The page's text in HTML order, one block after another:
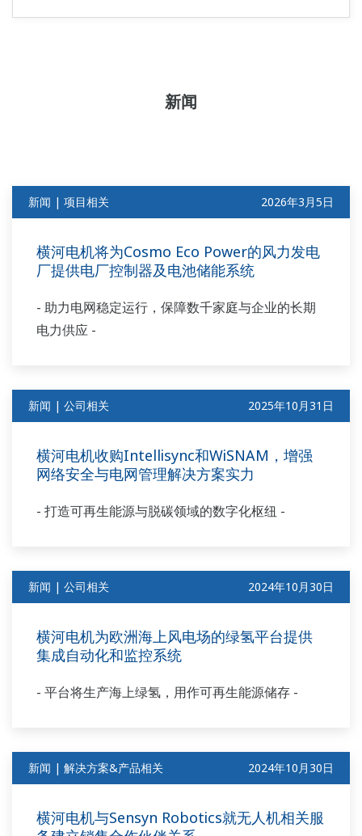
新闻
新闻 | 项目相关 2026年3月5日
横河电机将为Cosmo Eco Power的风力发电
厂提供电厂控制器及电池储能系统
- 助力电网稳定运行，保障数千家庭与企业的长期
电力供应 -
新闻 | 公司相关 2025年10月31日
横河电机收购Intellisync和WiSNAM，增强
网络安全与电网管理解决方案实力
- 打造可再生能源与脱碳领域的数字化枢纽 -
新闻 | 公司相关 2024年10月30日
横河电机为欧洲海上风电场的绿氢平台提供
集成自动化和监控系统
- 平台将生产海上绿氢，用作可再生能源储存 -
新闻 | 解决方案&产品相关 2024年10月30日
横河电机与Sensyn Robotics就无人机相关服